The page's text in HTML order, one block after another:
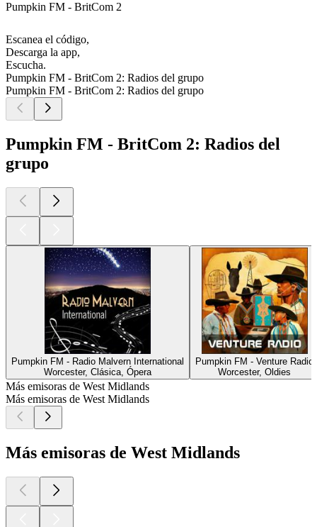
Pumpkin FM - BritCom 2
Escanea el código,
Descarga la app,
Escucha.
Pumpkin FM - BritCom 2: Radios del grupo
Pumpkin FM - BritCom 2: Radios del grupo
Pumpkin FM - BritCom 2: Radios del
grupo
Pumpkin FM - Radio Malvern International
Worcester, Clásica, Ópera
Pumpkin FM - Venture Radio
Worcester, Oldies
Más emisoras de West Midlands
Más emisoras de West Midlands
Más emisoras de West Midlands